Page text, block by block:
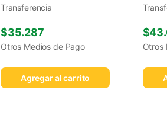
Transferencia
$35.287
Otros Medios de Pago
Agregar al carrito
$
Otros